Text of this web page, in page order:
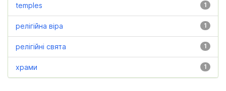
1
temples
1
релігійна віра
1
релігійні свята
1
храми